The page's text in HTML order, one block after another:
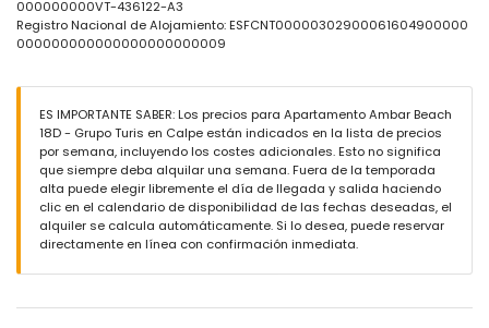
pueblo más cercano: Calpe (a menos de 1000 metros del
apartamento)
kilómetros del apartamento)
transporte público cercano: autobús a menos de 50 metros
no se permite fumar
no se permiten mascotas
El edificio donde se encuentra el alojamiento tiene ascensor.
El alojamiento es muy adecuado para familias con niños.
Instalaciones y servicios incluidos en el precio del alquiler del
plancha y tabla de planchar
000000000VT-436122-A3
Registro Nacional de Alojamiento: ESFCNT00000302900061604900000
000000000000000000000009
ES IMPORTANTE SABER: Los precios para Apartamento Ambar Beach
18D - Grupo Turis en Calpe están indicados en la lista de precios
por semana, incluyendo los costes adicionales. Esto no significa
que siempre deba alquilar una semana. Fuera de la temporada
alta puede elegir libremente el día de llegada y salida haciendo
clic en el calendario de disponibilidad de las fechas deseadas, el
alquiler se calcula automáticamente. Si lo desea, puede reservar
directamente en línea con confirmación inmediata.